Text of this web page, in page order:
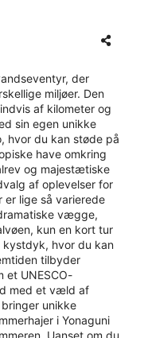
der
miljøer. Den
af kilometer og
sin egen unikke
hvor du kan støde på
have omkring
og majestætiske
af oplevelser for
lige så varierede
vægge,
kun en kort tur
hvor du kan
tilbyder
et UNESCO-
med et væld af
unikke
i Yonaguni
Uanset om du